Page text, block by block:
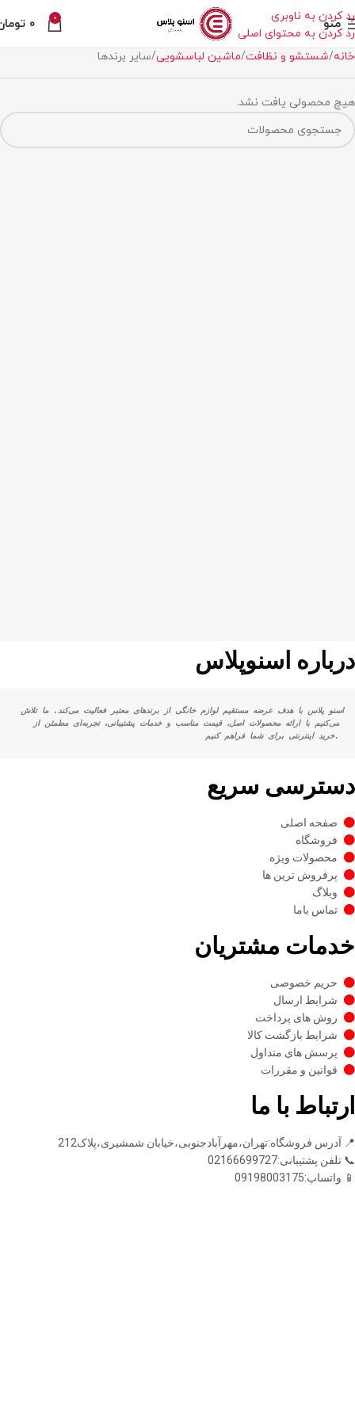
رد کردن به ناوبری
رد کردن به محتوای اصلی
منو 0 ۰
خانه شستشو و نظافت ماشین لباسشویی سایر برندها
هیچ محصولی یافت نشد.
درباره اسنوپلاس
خرید اینترنتی برای شما فراهم کنیم.
دسترسی سریع
صفحه اصلی
فروشگاه
محصولات ویژه
پرفروش ترین ها
وبلاگ
تماس باما
خدمات مشتریان
حریم خصوصی
شرایط ارسال
روش های پرداخت
شرایط بازگشت کالا
پرسش های متداول
قوانین و مقررات
ارتباط با ما
📍 آدرس فروشگاه:تهران،مهرآبادجنوبی،خیابان شمشیری،پلاک212
📞 تلفن پشتیبانی:02166699727
📱 واتساپ:09198003175